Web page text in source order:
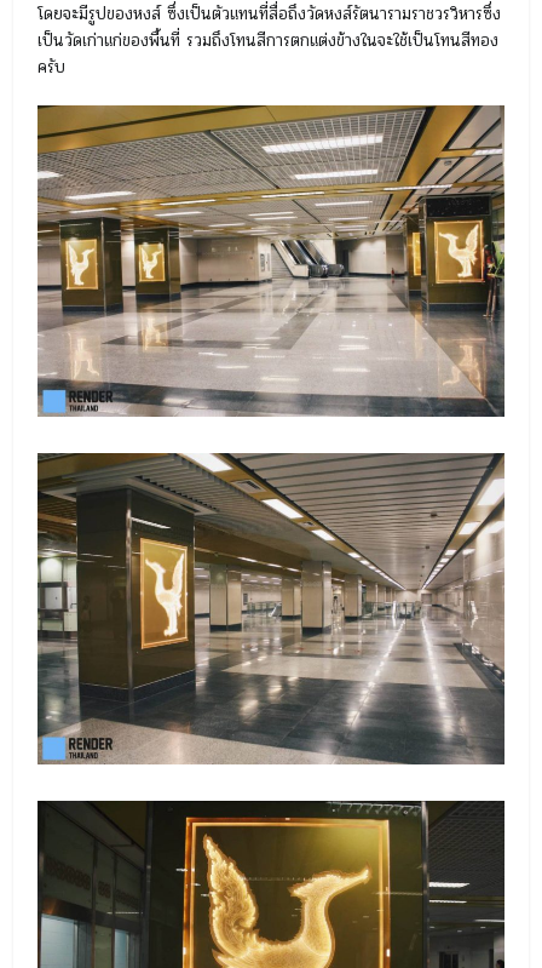
โดยจะมีรูปของหงส์ ซึ่งเป็นตัวแทนที่สื่อถึงวัดหงส์รัตนารามราชวรวิหารซึ่ง
เป็นวัดเก่าแก่ของพื้นที่ รวมถึงโทนสีการตกแต่งข้างในจะใช้เป็นโทนสีทอง
ครับ